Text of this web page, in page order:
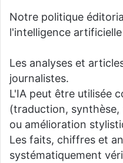
Notre politique
l'intelligence artificielle
Les analyses et
journalistes.
L'IA peut être utilisée
(traduction,
ou amélioration
Les faits, chiffres et
systématiquement